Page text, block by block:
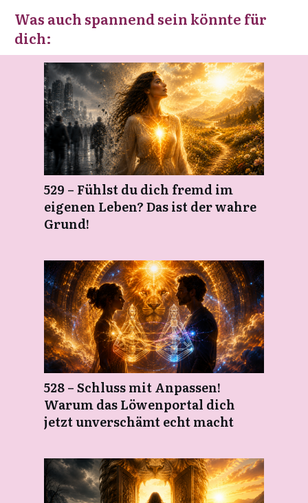
Was auch spannend sein könnte für
dich:
529 – Fühlst du dich fremd im
eigenen Leben? Das ist der wahre
Grund!
528 – Schluss mit Anpassen!
Warum das Löwenportal dich
jetzt unverschämt echt macht